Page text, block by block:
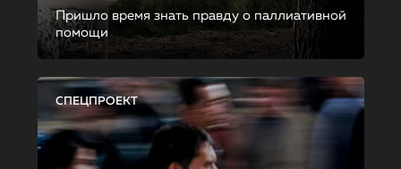
Пришло время знать правду о паллиативной
помощи
СПЕЦПРОЕКТ